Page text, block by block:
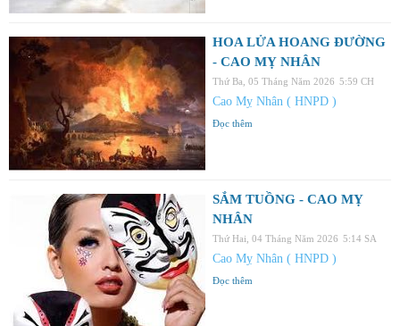
HOA LỬA HOANG ĐƯỜNG
- CAO MỴ NHÂN
Thứ Ba, 05 Tháng Năm 2026 5:59 CH
Cao Mỵ Nhân ( HNPD )
Đọc thêm
SẮM TUỒNG - CAO MỴ
NHÂN
Thứ Hai, 04 Tháng Năm 2026 5:14 SA
Cao Mỵ Nhân ( HNPD )
Đọc thêm